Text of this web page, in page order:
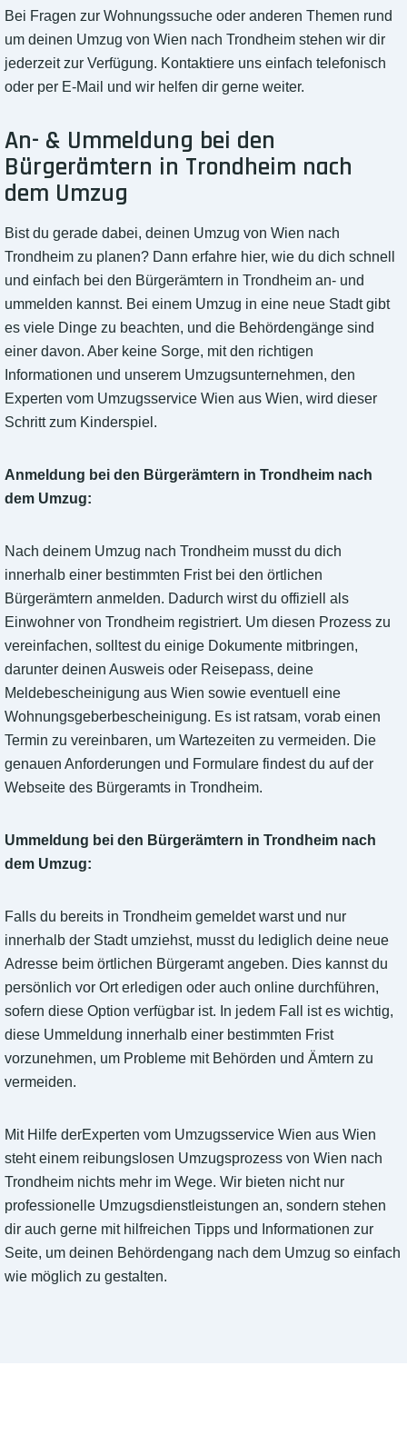
Bei Fragen zur Wohnungssuche oder anderen Themen rund
um deinen Umzug von Wien nach Trondheim stehen wir dir
jederzeit zur Verfügung. Kontaktiere uns einfach telefonisch
oder per E-Mail und wir helfen dir gerne weiter.
An- & Ummeldung bei den
Bürgerämtern in Trondheim nach
dem Umzug
Bist du gerade dabei, deinen Umzug von Wien nach
Trondheim zu planen? Dann erfahre hier, wie du dich schnell
und einfach bei den Bürgerämtern in Trondheim an- und
ummelden kannst. Bei einem Umzug in eine neue Stadt gibt
es viele Dinge zu beachten, und die Behördengänge sind
einer davon. Aber keine Sorge, mit den richtigen
Informationen und unserem Umzugsunternehmen, den
Experten vom Umzugsservice Wien aus Wien, wird dieser
Schritt zum Kinderspiel.
Anmeldung bei den Bürgerämtern in Trondheim nach
dem Umzug:
Nach deinem Umzug nach Trondheim musst du dich
innerhalb einer bestimmten Frist bei den örtlichen
Bürgerämtern anmelden. Dadurch wirst du offiziell als
Einwohner von Trondheim registriert. Um diesen Prozess zu
vereinfachen, solltest du einige Dokumente mitbringen,
darunter deinen Ausweis oder Reisepass, deine
Meldebescheinigung aus Wien sowie eventuell eine
Wohnungsgeberbescheinigung. Es ist ratsam, vorab einen
Termin zu vereinbaren, um Wartezeiten zu vermeiden. Die
genauen Anforderungen und Formulare findest du auf der
Webseite des Bürgeramts in Trondheim.
Ummeldung bei den Bürgerämtern in Trondheim nach
dem Umzug:
Falls du bereits in Trondheim gemeldet warst und nur
innerhalb der Stadt umziehst, musst du lediglich deine neue
Adresse beim örtlichen Bürgeramt angeben. Dies kannst du
persönlich vor Ort erledigen oder auch online durchführen,
sofern diese Option verfügbar ist. In jedem Fall ist es wichtig,
diese Ummeldung innerhalb einer bestimmten Frist
vorzunehmen, um Probleme mit Behörden und Ämtern zu
vermeiden.
Mit Hilfe derExperten vom Umzugsservice Wien aus Wien
steht einem reibungslosen Umzugsprozess von Wien nach
Trondheim nichts mehr im Wege. Wir bieten nicht nur
professionelle Umzugsdienstleistungen an, sondern stehen
dir auch gerne mit hilfreichen Tipps und Informationen zur
Seite, um deinen Behördengang nach dem Umzug so einfach
wie möglich zu gestalten.